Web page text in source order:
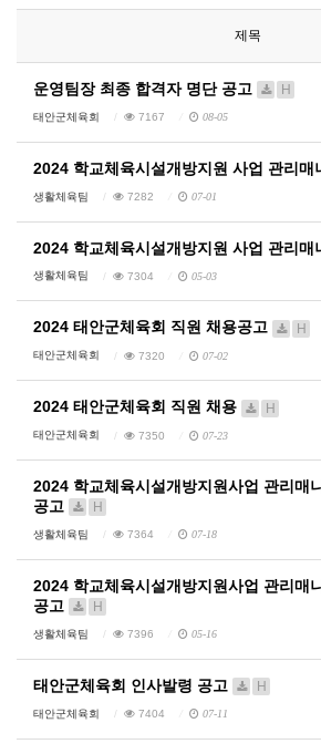
제목
운영팀장 최종 합격자 명단 공고 H
태안군체육회 7167 08-05
2024 학교체육시설개방지원 사업 관리매
생활체육팀 7282 07-01
2024 학교체육시설개방지원 사업 관리매
생활체육팀 7304 05-03
2024 태안군체육회 직원 채용공고 H
태안군체육회 7320 07-02
2024 태안군체육회 직원 채용 H
태안군체육회 7350 07-23
2024 학교체육시설개방지원사업 관리매
공고
H
생활체육팀 7364 07-18
2024 학교체육시설개방지원사업 관리매
공고
H
생활체육팀 7396 05-16
태안군체육회 인사발령 공고 H
태안군체육회 7404 07-11